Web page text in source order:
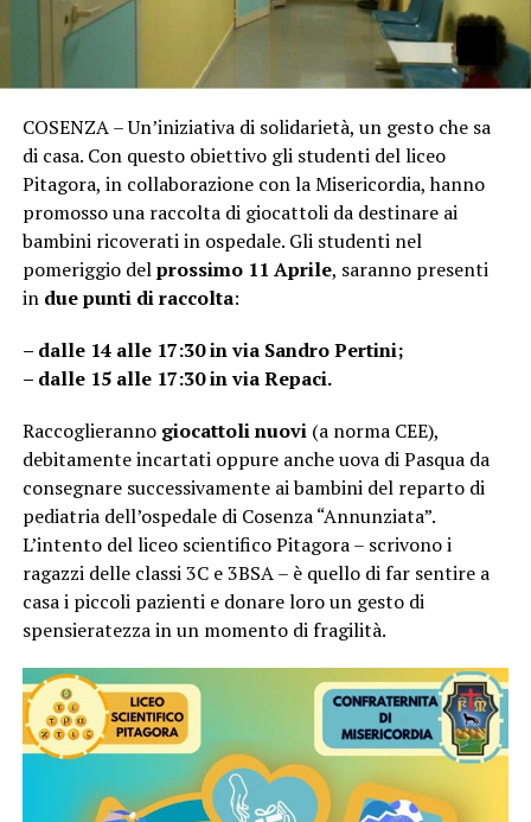
COSENZA – Un’iniziativa di solidarietà, un gesto che sa
di casa. Con questo obiettivo gli studenti del liceo
Pitagora, in collaborazione con la Misericordia, hanno
promosso una raccolta di giocattoli da destinare ai
bambini ricoverati in ospedale. Gli studenti nel
pomeriggio delprossimo 11 Aprile, saranno presenti
in due punti di raccolta:
– dalle 14 alle 17:30 in via Sandro Pertini;
– dalle 15 alle 17:30 in via Repaci.
Raccoglieranno giocattoli nuovi(a norma CEE),
debitamente incartati oppure anche uova di Pasqua da
consegnare successivamente ai bambini del reparto di
pediatria dell’ospedale di Cosenza “Annunziata”.
L’intento del liceo scientifico Pitagora – scrivono i
ragazzi delle classi 3C e 3BSA – è quello di far sentire a
casa i piccoli pazienti e donare loro un gesto di
spensieratezza in un momento di fragilità.